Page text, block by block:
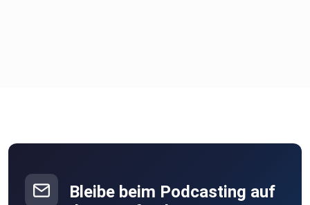
#healthyfitandconfident #Darmgesundheit #Mikrobiom
#DarmHirnAchseBleibe beim Podcasting auf